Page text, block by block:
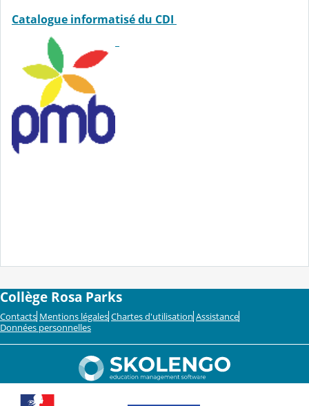
Catalogue informatisé du CDI
Collège Rosa Parks
Contacts Mentions légales Chartes d'utilisation Assistance
Données personnelles